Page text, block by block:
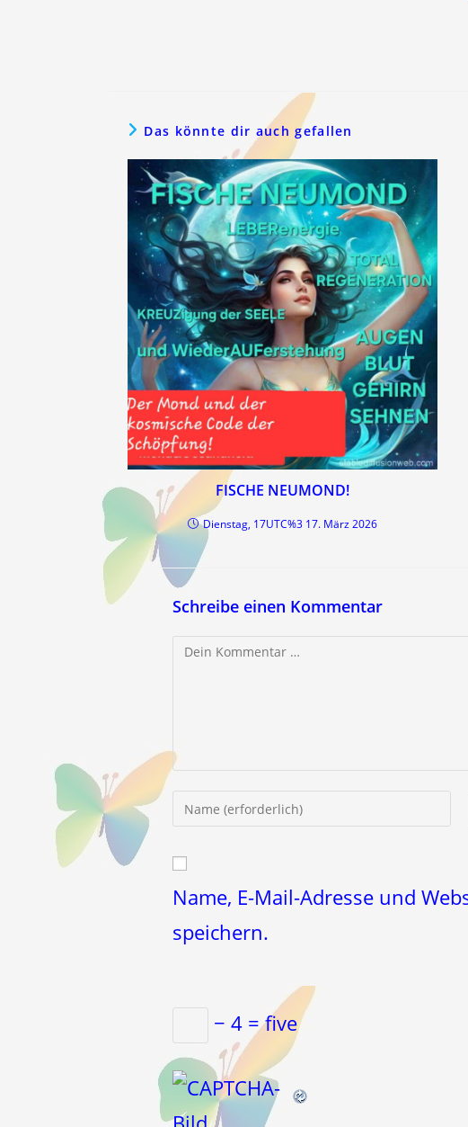
Das könnte dir auch gefallen
FISCHE NEUMOND!
Dienstag, 17UTC%3 17. März 2026
Schreibe einen Kommentar
Kommentar
deinen
oder
Benutzernamen
Kommentieren
Name, E-Mail-Adresse und
speichern.
− 4 = five